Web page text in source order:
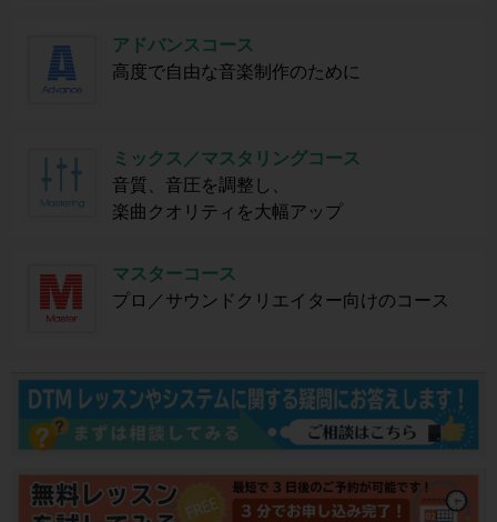
アドバンスコース
高度で自由な音楽制作のために
ミックス／マスタリングコース
音質、音圧を調整し、
楽曲クオリティを大幅アップ
マスターコース
プロ／サウンドクリエイター向けのコース